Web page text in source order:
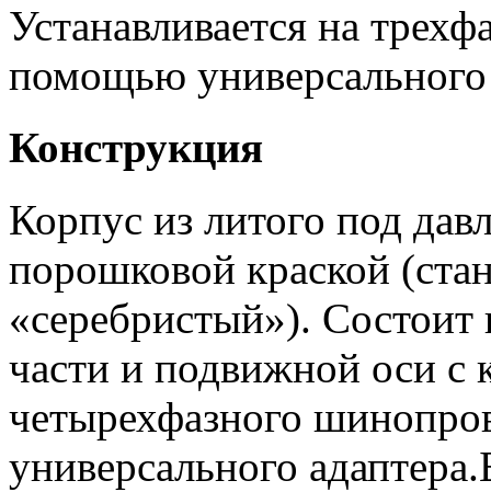
Устанавливается на
помощью универсального
Конструкция
Корпус из литого под
порошковой краской
«серебристый»).
части и подвижной оси с
четырехфазного
универсального